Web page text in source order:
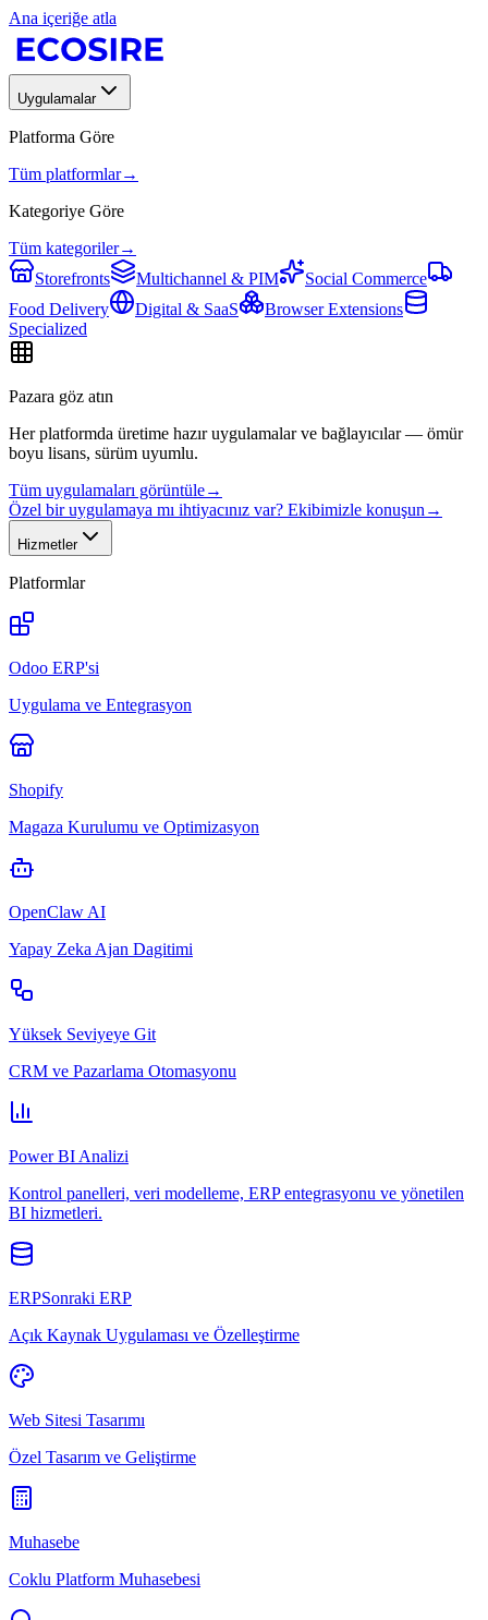
Ana içeriğe atla
Uygulamalar
Platforma Göre
Tüm platformlar→
Kategoriye Göre
Tüm kategoriler→
Storefronts
Multichannel & PIM
Social Commerce
Food Delivery
Digital & SaaS
Browser Extensions
Specialized
Pazara göz atın
Her platformda üretime hazır uygulamalar ve bağlayıcılar — ömür
boyu lisans, sürüm uyumlu.
Tüm uygulamaları görüntüle→
Özel bir uygulamaya mı ihtiyacınız var? Ekibimizle konuşun →
Hizmetler
Platformlar
Odoo ERP'si
Uygulama ve Entegrasyon
Shopify
Magaza Kurulumu ve Optimizasyon
OpenClaw AI
Yapay Zeka Ajan Dagitimi
Yüksek Seviyeye Git
CRM ve Pazarlama Otomasyonu
Power BI Analizi
Kontrol panelleri, veri modelleme, ERP entegrasyonu ve yönetilen
BI hizmetleri.
ERPSonraki ERP
Açık Kaynak Uygulaması ve Özelleştirme
Web Sitesi Tasarımı
Özel Tasarım ve Geliştirme
Muhasebe
Coklu Platform Muhasebesi